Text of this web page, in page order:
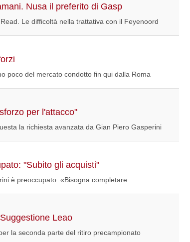
Nusa il preferito di Gasp
Le difficoltà nella trattativa con il Feyenoord
poco del mercato condotto fin qui dalla Roma
per l'attacco"
la richiesta avanzata da Gian Piero Gasperini
"Subito gli acquisti"
è preoccupato: «Bisogna completare
Leao
la seconda parte del ritiro precampionato